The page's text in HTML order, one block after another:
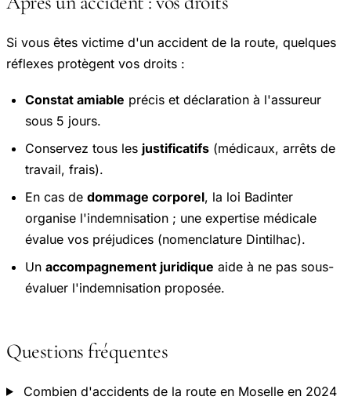
Si vous êtes victime d'un accident de la route, quelques
réflexes protègent vos droits :
Constat amiable précis et déclaration à l'assureur
sous 5 jours.
Conservez tous les justificatifs (médicaux, arrêts de
travail, frais).
En cas de dommage corporel, la loi Badinter
organise l'indemnisation ; une expertise médicale
évalue vos préjudices (nomenclature Dintilhac).
Un accompagnement juridique aide à ne pas sous-
évaluer l'indemnisation proposée.
Questions fréquentes
Combien d'accidents de la route en Moselle en 2024